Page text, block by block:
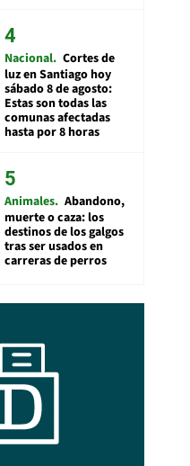
Nacional Cortes de
luz en Santiago hoy
sábado 8 de agosto:
Estas son todas las
comunas afectadas
hasta por 8 horas
Animales Abandono,
muerte o caza: los
destinos de los galgos
tras ser usados en
carreras de perros